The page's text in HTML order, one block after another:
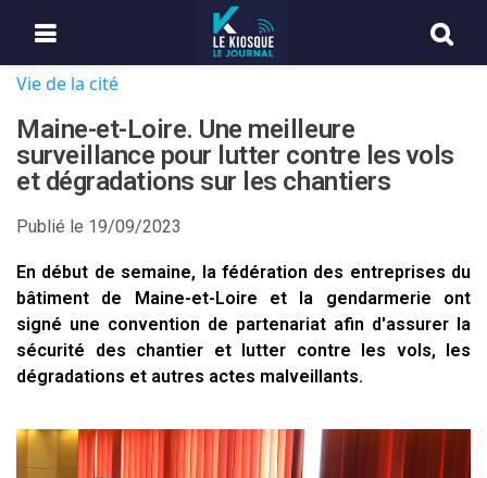
Vie de la cité
Maine-et-Loire. Une meilleure
surveillance pour lutter contre les vols
et dégradations sur les chantiers
Publié le 19/09/2023
En début de semaine, la fédération des entreprises du
bâtiment de Maine-et-Loire et la gendarmerie ont
signé une convention de partenariat afin d'assurer la
sécurité des chantier et lutter contre les vols, les
dégradations et autres actes malveillants.